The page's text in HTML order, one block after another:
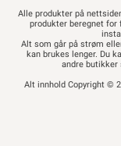
Alle produkter på
produkter beregnet
Alt som går på strøm
kan brukes lenger. Du
andre butikker
Alt innhold Copyright ©